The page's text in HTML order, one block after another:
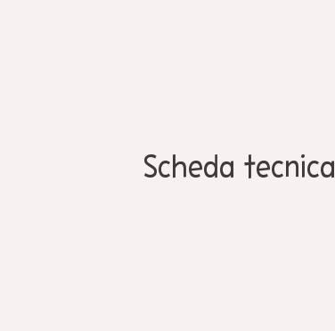
Scheda tecnica